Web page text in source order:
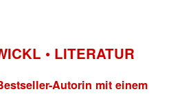
• LITERATUR
Autorin mit einem